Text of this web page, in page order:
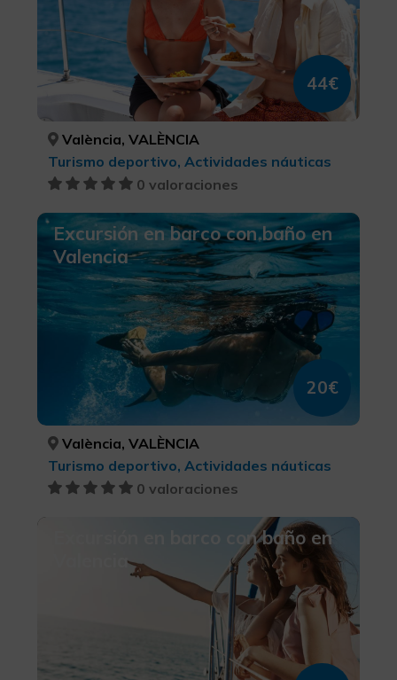
44€
València, VALÈNCIA
Turismo deportivo, Actividades náuticas
0 valoraciones
Excursión en barco con baño en
Valencia
20€
València, VALÈNCIA
Turismo deportivo, Actividades náuticas
0 valoraciones
Excursión en barco con baño en
Valencia